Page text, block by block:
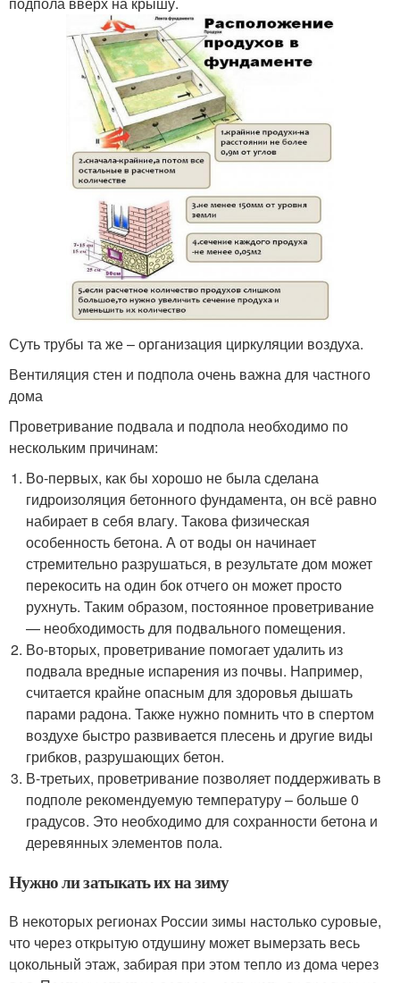
Суть трубы та же – организация циркуляции воздуха.
Вентиляция стен и подпола очень важна для частного
дома
Проветривание подвала и подпола необходимо по
нескольким причинам:
Во-первых, как бы хорошо не была сделана
гидроизоляция бетонного фундамента, он всё равно
набирает в себя влагу. Такова физическая
особенность бетона. А от воды он начинает
стремительно разрушаться, в результате дом может
перекосить на один бок отчего он может просто
рухнуть. Таким образом, постоянное проветривание
— необходимость для подвального помещения.
Во-вторых, проветривание помогает удалить из
подвала вредные испарения из почвы. Например,
считается крайне опасным для здоровья дышать
парами радона. Также нужно помнить что в спертом
воздухе быстро развивается плесень и другие виды
грибков, разрушающих бетон.
В-третьих, проветривание позволяет поддерживать в
подполе рекомендуемую температуру – больше 0
градусов. Это необходимо для сохранности бетона и
деревянных элементов пола.
Нужно ли затыкать их на зиму
В некоторых регионах России зимы настолько суровые,
что через открытую отдушину может вымерзать весь
цокольный этаж, забирая при этом тепло из дома через